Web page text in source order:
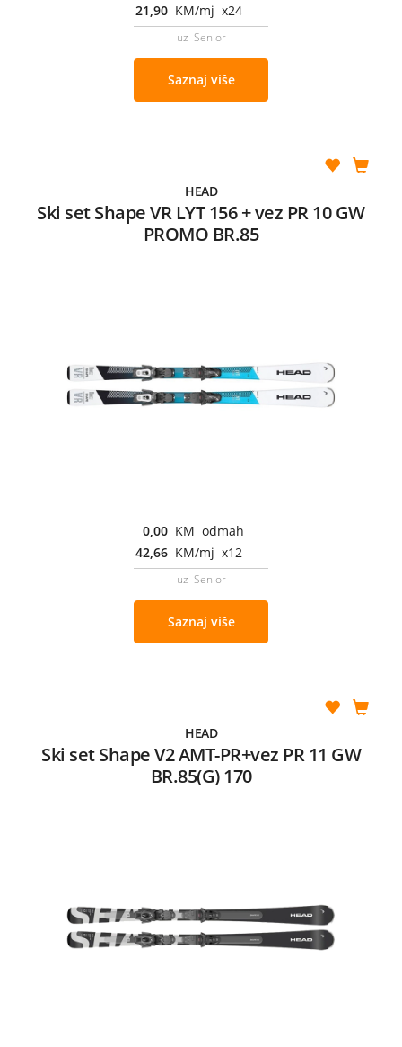
21,90 KM/mj x24
uz Senior
Saznaj više
HEAD
Ski set Shape VR LYT 156 + vez PR 10 GW
PROMO BR.85
0,00 KM odmah
42,66 KM/mj x12
uz Senior
Saznaj više
HEAD
Ski set Shape V2 AMT-PR+vez PR 11 GW
BR.85(G) 170